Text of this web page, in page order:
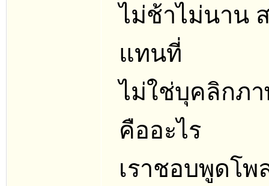
ไม่ช้าไม่นาน
แทนที่
ไม่ใช่บุคลิกภา
คืออะไร
เราชอบพูดโพ